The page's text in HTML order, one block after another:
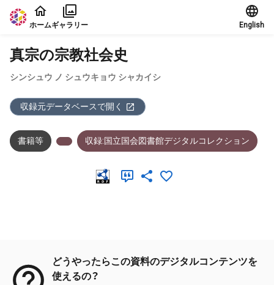
本文に飛ぶ
ホームギャラリー English
真宗の宗教社会史
シンシュウ ノ シュウキョウ シャカイシ
収録元データベースで開く
書籍等 収録:国立国会図書館デジタルコレクション
どうやったらこの資料のデジタルコンテンツを
使えるの？